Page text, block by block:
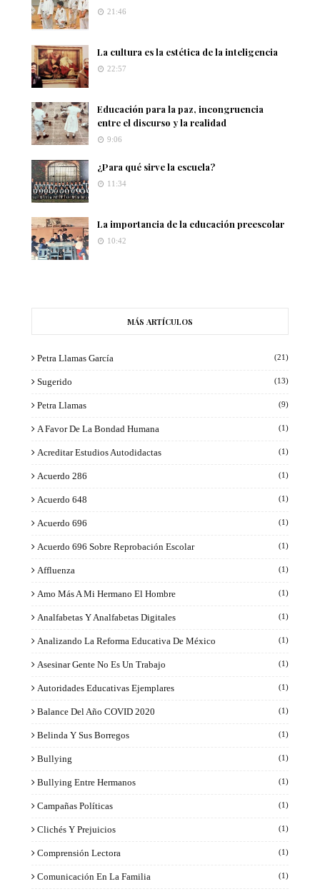
21:46
La cultura es la estética de la inteligencia
22:57
Educación para la paz, incongruencia
entre el discurso y la realidad
9:06
¿Para qué sirve la escuela?
11:34
La importancia de la educación preescolar
10:42
MÁS ARTÍCULOS
Petra Llamas García (21)
Sugerido (13)
Petra Llamas (9)
A Favor De La Bondad Humana (1)
Acreditar Estudios Autodidactas (1)
Acuerdo 286 (1)
Acuerdo 648 (1)
Acuerdo 696 (1)
Acuerdo 696 Sobre Reprobación Escolar (1)
Affluenza (1)
Amo Más A Mi Hermano El Hombre (1)
Analfabetas Y Analfabetas Digitales (1)
Analizando La Reforma Educativa De México (1)
Asesinar Gente No Es Un Trabajo (1)
Autoridades Educativas Ejemplares (1)
Balance Del Año COVID 2020 (1)
Belinda Y Sus Borregos (1)
Bullying (1)
Bullying Entre Hermanos (1)
Campañas Políticas (1)
Clichés Y Prejuicios (1)
Comprensión Lectora (1)
Comunicación En La Familia (1)